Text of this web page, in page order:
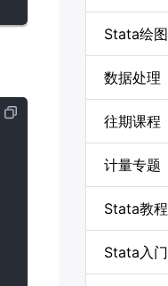
Stata绘图
数据处理
往期课程
计量专题
Stata教程
Stata入门